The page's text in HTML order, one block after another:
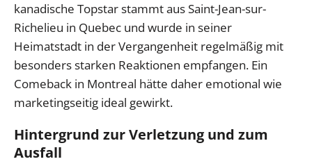
kanadische Topstar stammt aus Saint-Jean-sur-
Richelieu in Quebec und wurde in seiner
Heimatstadt in der Vergangenheit regelmäßig mit
besonders starken Reaktionen empfangen. Ein
Comeback in Montreal hätte daher emotional wie
marketingseitig ideal gewirkt.
Hintergrund zur Verletzung und zum
Ausfall